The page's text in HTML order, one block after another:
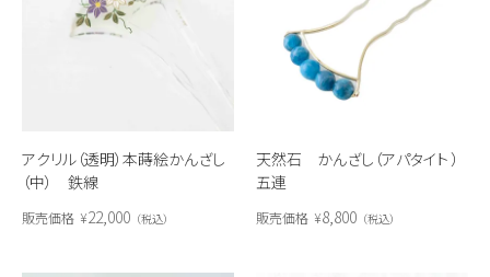
アクリル（透明）本蒔絵かんざし
（中） 鉄線
販売価格 ¥22,000 税込
天然石 かんざし（アパタイト ）
五連
販売価格 ¥8,800 税込